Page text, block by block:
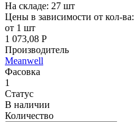
На складе: 27 шт
Цены в зависимости от кол-ва:
от 1 шт
1 073,08 Р
Производитель
Meanwell
Фасовка
1
Статус
В наличии
Количество